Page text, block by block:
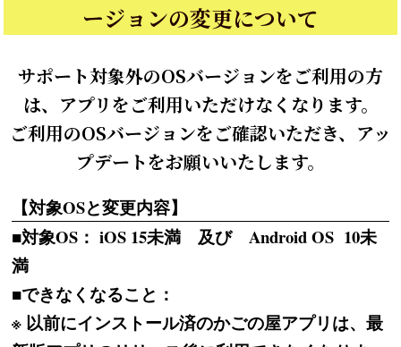
ージョンの変更について
サポート対象外のOSバージョンをご利用の方
は、アプリをご利用いただけなくなります。
ご利用のOSバージョンをご確認いただき、アッ
プデートをお願いいたします。
【対象OSと変更内容】
■対象OS： iOS 15未満 及び Android OS 10未
満
■できなくなること：
※ 以前にインストール済のかごの屋アプリは、最